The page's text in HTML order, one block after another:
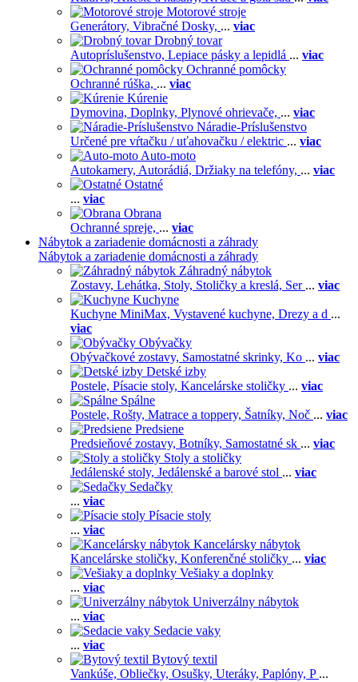
Motorové stroje
Generátory, Vibračné Dosky, ... viac
Drobný tovar
Autopríslušenstvo, Lepiace pásky a lepidlá ... viac
Ochranné pomôcky
Ochranné rúška, ... viac
Kúrenie
Dymovina, Doplnky, Plynové ohrievače, ... viac
Náradie-Príslušenstvo
Určené pre vŕtačku / uťahovačku / elektric ... viac
Auto-moto
Autokamery, Autorádiá, Držiaky na telefóny, ... viac
Ostatné
... viac
Obrana
Ochranné spreje, ... viac
Nábytok a zariadenie domácnosti a záhrady
Nábytok a zariadenie domácnosti a záhrady
Záhradný nábytok
Zostavy, Lehátka, Stoly, Stoličky a kreslá, Ser ... viac
Kuchyne
Kuchyne MiniMax, Vystavené kuchyne, Drezy a d ...
viac
Obývačky
Obývačkové zostavy, Samostatné skrinky, Ko ... viac
Detské izby
Postele, Písacie stoly, Kancelárske stoličky ... viac
Spálne
Postele, Rošty, Matrace a toppery, Šatníky, Noč ... viac
Predsiene
Predsieňové zostavy, Botníky, Samostatné sk ... viac
Stoly a stoličky
Jedálenské stoly, Jedálenské a barové stol ... viac
Sedačky
... viac
Písacie stoly
... viac
Kancelársky nábytok
Kancelárske stoličky, Konferenčné stoličky ... viac
Vešiaky a doplnky
... viac
Univerzálny nábytok
... viac
Sedacie vaky
... viac
Bytový textil
Vankúše, Obliečky, Osušky, Uteráky, Paplóny, P ...